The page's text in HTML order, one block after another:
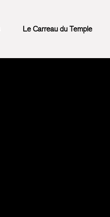
Le Carreau du Temple